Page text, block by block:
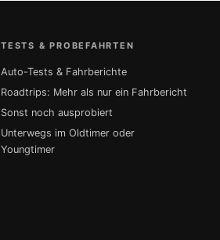
TESTS & PROBEFAHRTEN
Auto-Tests & Fahrberichte
Roadtrips: Mehr als nur ein Fahrbericht
Sonst noch ausprobiert
Unterwegs im Oldtimer oder
Youngtimer